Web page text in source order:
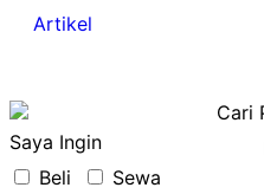
Artikel
Saya Ingin
Beli
Sewa